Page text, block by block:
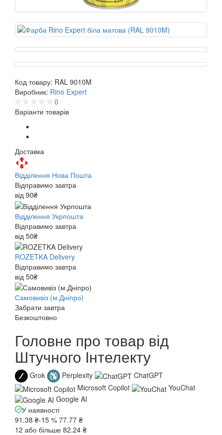
Код товару: RAL 9010M
Виробник: Rino Expert
0
Варіанти товарів
Доставка
Відділення Нова Пошта
Відправимо завтра
від 90₴
Відділення Укрпошта
Відправимо завтра
від 50₴
ROZETKA Delivery
Відправимо завтра
від 50₴
Самовивіз (м.Дніпро)
Забрати завтра
Безкоштовно
Головне про товар від
Штучного Інтелекту
Grok Perplexity
ChatGPT
Microsoft Copilot
YouChat
Google AI
У наявності
91.38 ₴-15 % 77.77 ₴
12 або більше 82.24 ₴